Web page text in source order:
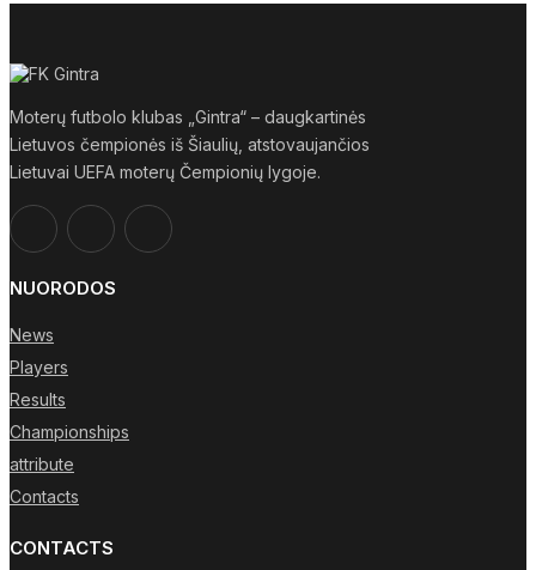
Moterų futbolo klubas „Gintra“ – daugkartinės
Lietuvos čempionės iš Šiaulių, atstovaujančios
Lietuvai UEFA moterų Čempionių lygoje.
NUORODOS
News
Players
Results
Championships
attribute
Contacts
CONTACTS